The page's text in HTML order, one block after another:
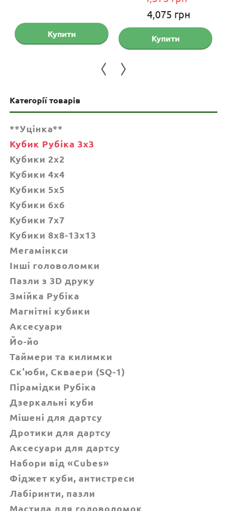
грн.
Купити
Оригінальна
ціна:
4,575 грн.
4,075 грн
ціна:
4,075
Купити
Категорії товарів
**Уцінка**
Кубик Рубіка 3x3
Кубики 2x2
Кубики 4x4
Кубики 5x5
Кубики 6х6
Кубики 7х7
Кубики 8x8-13x13
Мегамінкси
Інші головоломки
Пазли з 3D друку
Змійка Рубіка
Магнітні кубики
Аксесуари
Йо-йо
Таймери та килимки
Ск'юби, Cкваери (SQ-1)
Пірамідки Рубіка
Дзеркальні куби
Мішені для дартсу
Дротики для дартсу
Аксесуари для дартсу
Набори від «Cubes»
Фіджет куби, антистреси
Лабіринти, пазли
Мастила для головоломок